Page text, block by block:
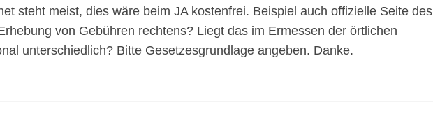
steht meist, dies wäre beim JA kostenfrei. Beispiel auch offizielle Seite des
von Gebühren rechtens? Liegt das im Ermessen der örtlichen
unterschiedlich? Bitte Gesetzesgrundlage angeben. Danke.